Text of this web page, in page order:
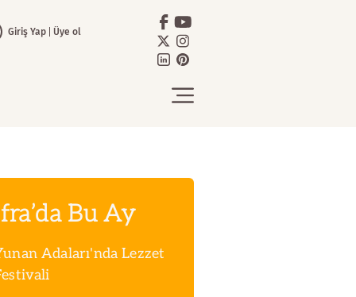
Giriş Yap Üye ol
Bu Ay
Adaları'nda Lezzet